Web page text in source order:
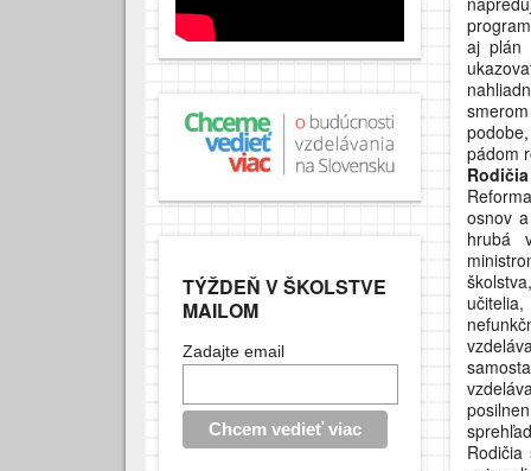
TÝŽDEŇ V ŠKOLSTVE
MAILOM
Zadajte email
aj plán
pádom
osnov
hrubá